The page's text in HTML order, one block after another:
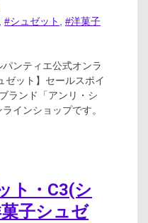
#シュゼット
#洋菓子
ンティエ公式オンラ
ット】セールスポイ
ランド「アンリ・シ
インショップです。
ト・C3(シ
子シュゼ